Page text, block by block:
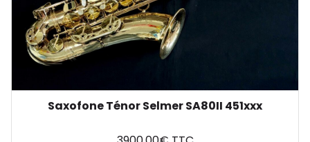
Saxofone Ténor Selmer SA80II 451xxx